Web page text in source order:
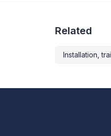
Related
Installation,